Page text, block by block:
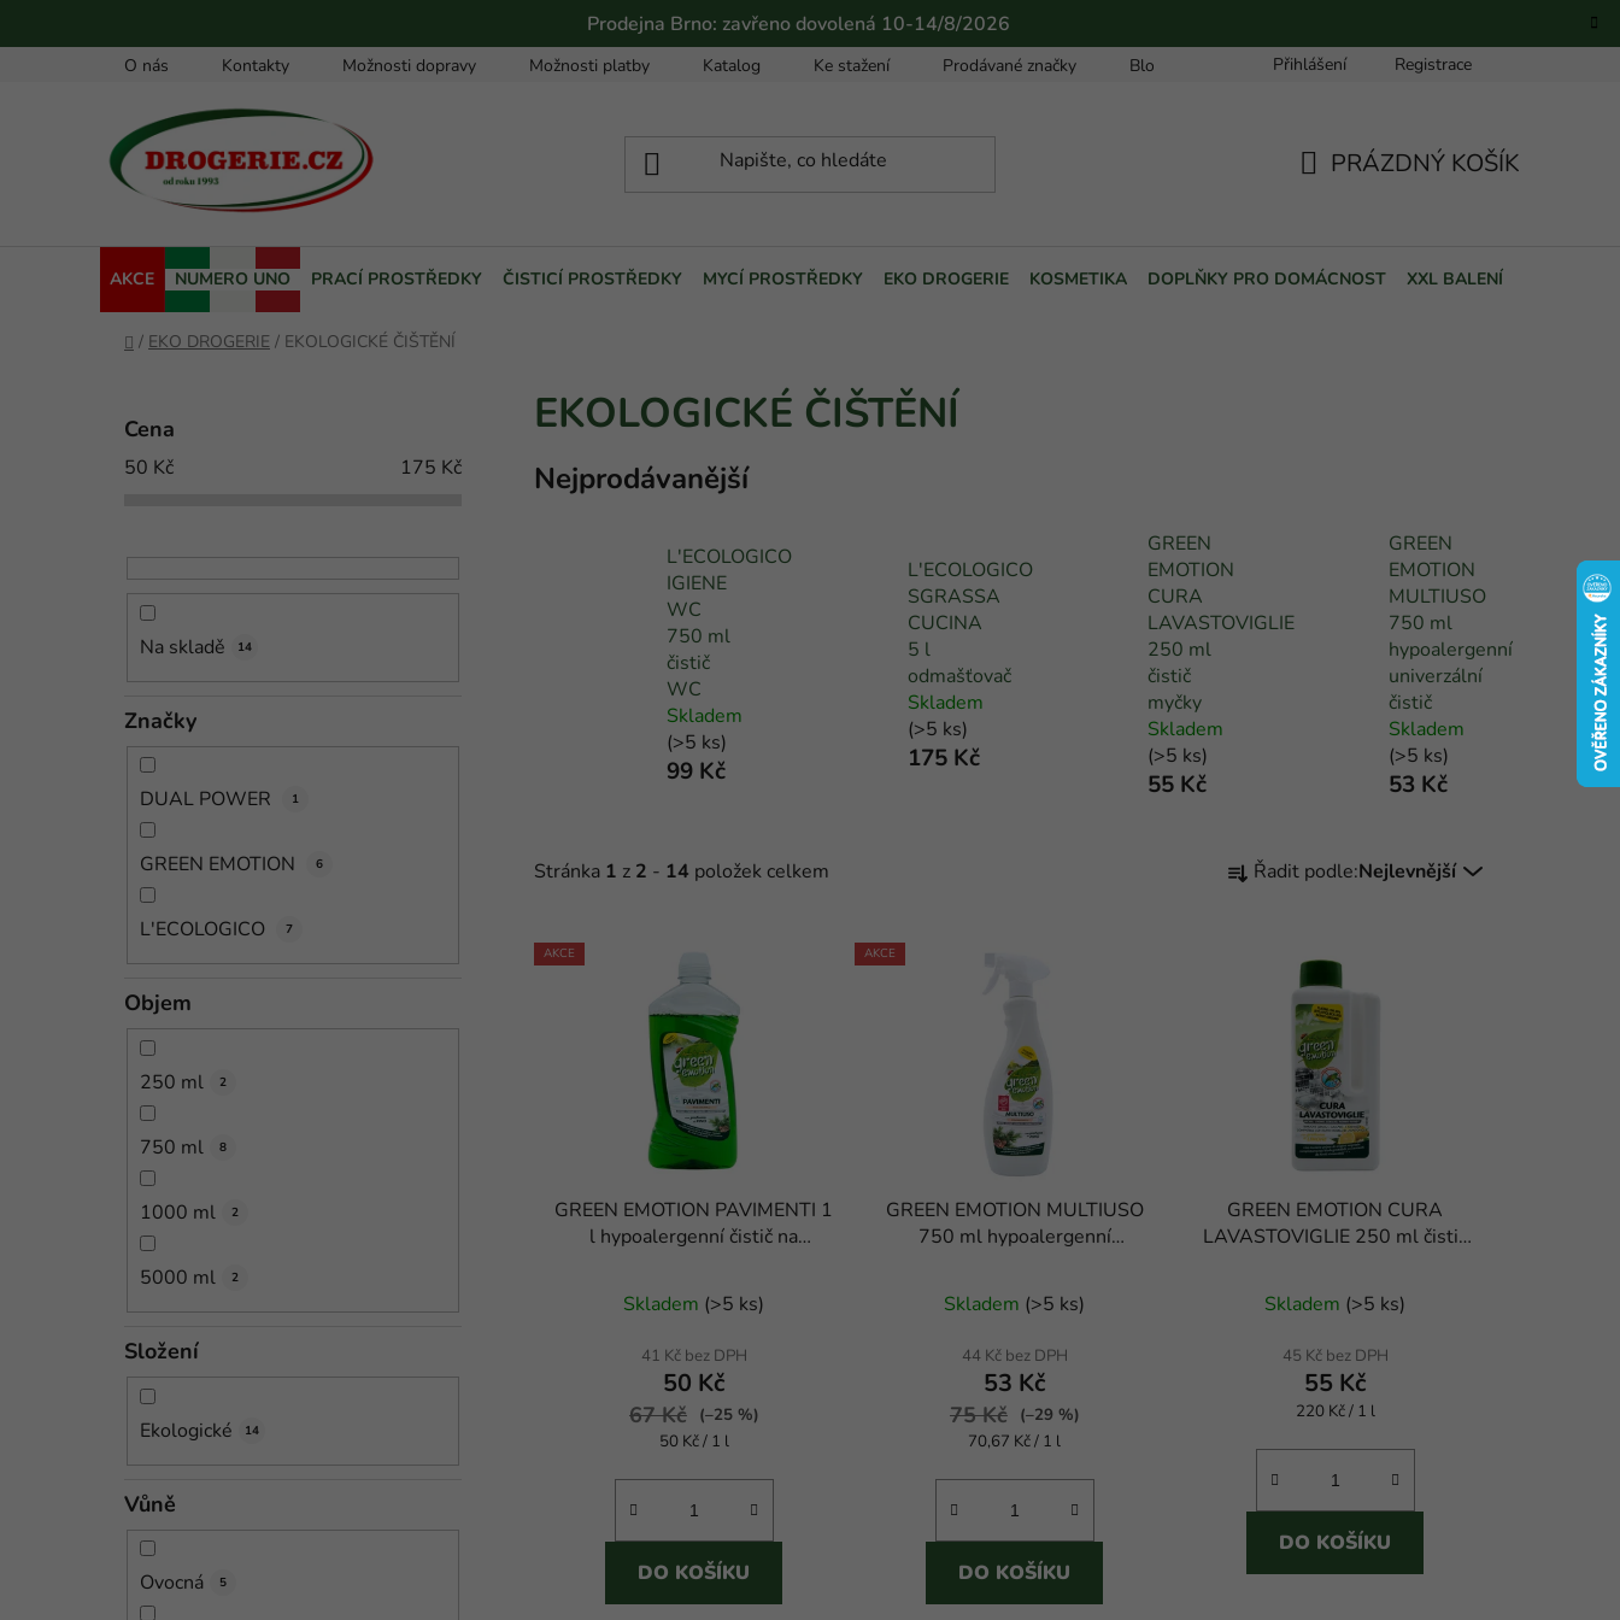
Prodejna Brno: zavřeno dovolená 10-14/8/2026
O nás Kontakty Možnosti dopravy Možnosti platby Katalog Ke stažení Prodávané značky Blog Přihlášení Registrace
PRÁZDNÝ KOŠÍK
AKCE NUMERO UNO PRACÍ PROSTŘEDKY ČISTICÍ PROSTŘEDKY MYCÍ PROSTŘEDKY EKO DROGERIE KOSMETIKA DOPLŇKY PRO DOMÁCNOST XXL BALENÍ
Domů
/ EKO DROGERIE / EKOLOGICKÉ ČIŠTĚNÍ
Cena
50 Kč 175 Kč
Na skladě 14
Značky
DUAL POWER 1
GREEN EMOTION 6
L'ECOLOGICO 7
Objem
250 ml 2
750 ml 8
1000 ml 2
5000 ml 2
Složení
Ekologické 14
Vůně
Ovocná 5
EKOLOGICKÉ ČIŠTĚNÍ
Nejprodávanější
L'ECOLOGICO
IGIENE
WC
750 ml
čistič
WC
Skladem
(>5 ks)
99 Kč
L'ECOLOGICO
SGRASSA
CUCINA
5 l
odmašťovač
Skladem
(>5 ks)
175 Kč
GREEN
EMOTION
CURA
LAVASTOVIGLIE
250 ml
čistič
myčky
Skladem
(>5 ks)
55 Kč
GREEN
EMOTION
MULTIUSO
750 ml
hypoalergenní
univerzální
čistič
Skladem
(>5 ks)
53 Kč
Stránka 1 z 2 - 14 položek celkem
a
k
t
Řadit podle:Nejlevnější
V
ý
AKCE
GREEN EMOTION PAVIMENTI 1
l hypoalergenní čistič na
Skladem (>5 ks)
41 Kč bez DPH
50 Kč
67 Kč
(–25 %)
Měrná
50 Kč / 1 l
DO KOŠÍKU
AKCE
GREEN EMOTION MULTIUSO
750 ml hypoalergenní
hodnocení
produktu
je
4,0
z
5
hvězdiček.
Skladem (>5 ks)
44 Kč bez DPH
53 Kč
75 Kč
(–29 %)
Měrná
70,67 Kč / 1 l
DO KOŠÍKU
GREEN EMOTION CURA
LAVASTOVIGLIE 250 ml čistič
hodnocení
produktu
je
5,0
z
5
hvězdiček.
Skladem (>5 ks)
45 Kč bez DPH
55 Kč
Měrná
220 Kč / 1 l
DO KOŠÍKU